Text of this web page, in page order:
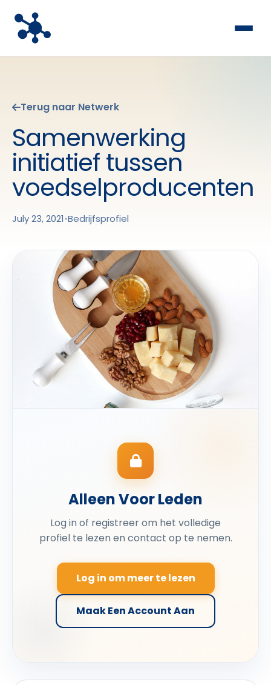
Terug naar Netwerk
Samenwerking
initiatief tussen
voedselproducenten
July 23, 2021•Bedrijfsprofiel
Alleen Voor Leden
Log in of registreer om het volledige
profiel te lezen en contact op te nemen.
Log in om meer te lezen
Maak Een Account Aan